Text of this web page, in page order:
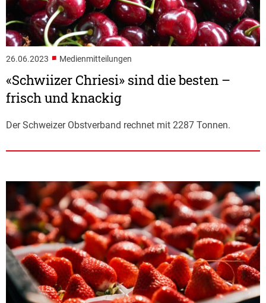
26.06.2023 ■ Medienmitteilungen
«Schwiizer Chriesi» sind die besten –
frisch und knackig
Der Schweizer Obstverband rechnet mit 2287 Tonnen.